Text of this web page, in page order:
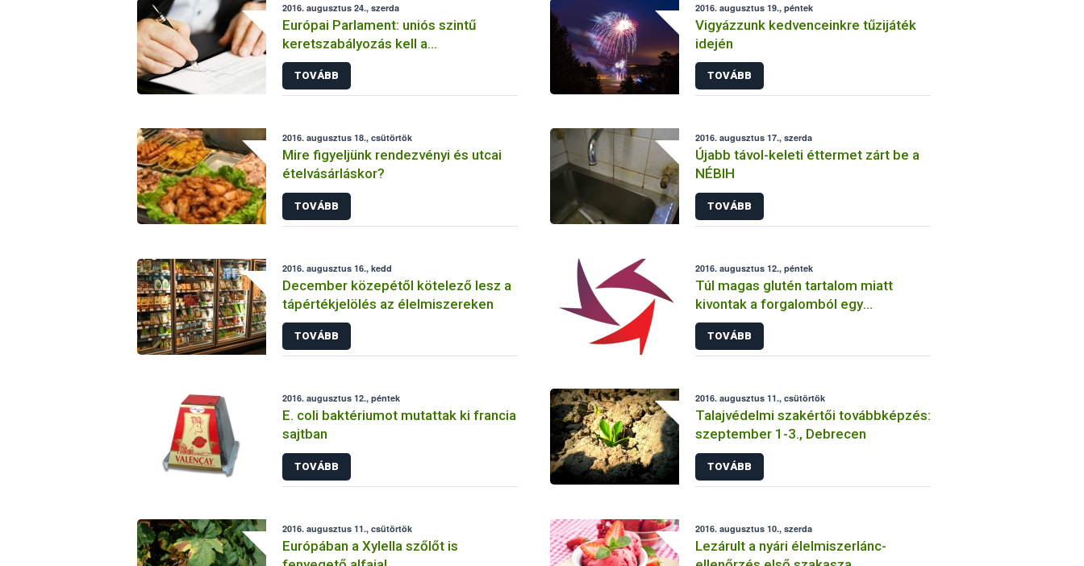
2016. augusztus 24., szerda
Európai Parlament: uniós szintű
keretszabályozás kell a
tisztességtelen kereskedelmi
magatartás visszaszorításához
TOVÁBB
2016. augusztus 19., péntek
Vigyázzunk kedvenceinkre tűzijáték
idején
TOVÁBB
2016. augusztus 18., csütörtök
Mire figyeljünk rendezvényi és utcai
ételvásárláskor?
TOVÁBB
2016. augusztus 17., szerda
Újabb távol-keleti éttermet zárt be a
NÉBIH
TOVÁBB
2016. augusztus 16., kedd
December közepétől kötelező lesz a
tápértékjelölés az élelmiszereken
TOVÁBB
2016. augusztus 12., péntek
Túl magas glutén tartalom miatt
kivontak a forgalomból egy
„gluténmentes” német
gabonamorzsát
TOVÁBB
2016. augusztus 12., péntek
E. coli baktériumot mutattak ki francia
sajtban
TOVÁBB
2016. augusztus 11., csütörtök
Talajvédelmi szakértői továbbképzés:
szeptember 1-3., Debrecen
TOVÁBB
2016. augusztus 11., csütörtök
Európában a Xylella szőlőt is
2016. augusztus 10., szerda
Lezárult a nyári élelmiszerlánc-